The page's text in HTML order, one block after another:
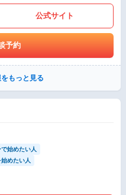
公式サイト
予約
もっと見る
始めたい人
めたい人